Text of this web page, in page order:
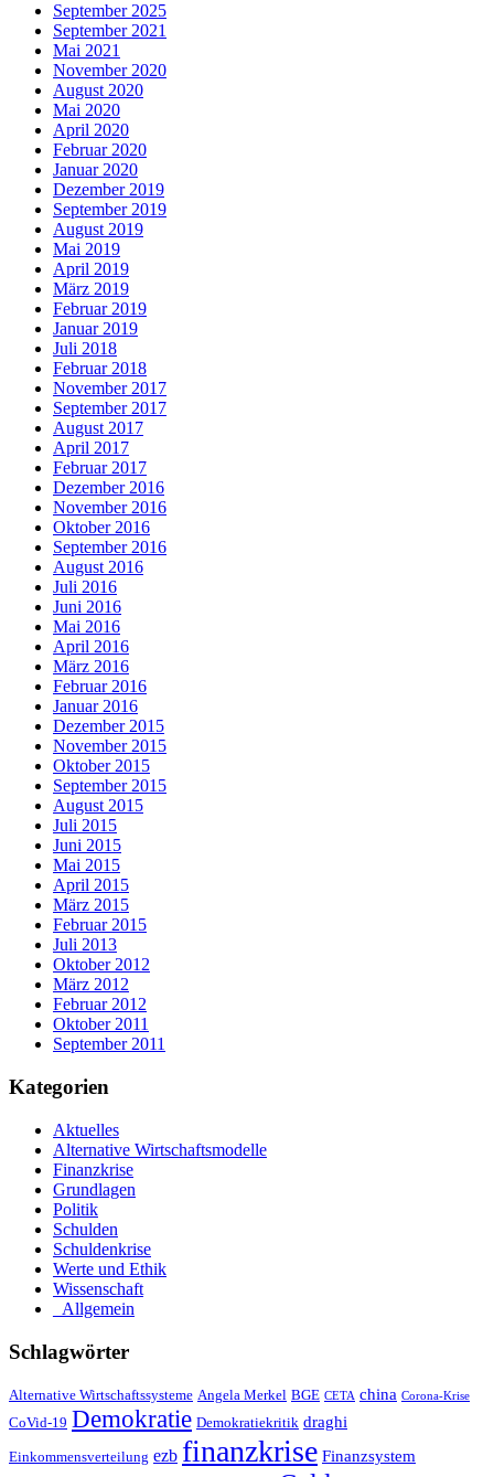
September 2025
September 2021
Mai 2021
November 2020
August 2020
Mai 2020
April 2020
Februar 2020
Januar 2020
Dezember 2019
September 2019
August 2019
Mai 2019
April 2019
März 2019
Februar 2019
Januar 2019
Juli 2018
Februar 2018
November 2017
September 2017
August 2017
April 2017
Februar 2017
Dezember 2016
November 2016
Oktober 2016
September 2016
August 2016
Juli 2016
Juni 2016
Mai 2016
April 2016
März 2016
Februar 2016
Januar 2016
Dezember 2015
November 2015
Oktober 2015
September 2015
August 2015
Juli 2015
Juni 2015
Mai 2015
April 2015
März 2015
Februar 2015
Juli 2013
Oktober 2012
März 2012
Februar 2012
Oktober 2011
September 2011
Kategorien
Aktuelles
Alternative Wirtschaftsmodelle
Finanzkrise
Grundlagen
Politik
Schulden
Schuldenkrise
Werte und Ethik
Wissenschaft
_Allgemein
Schlagwörter
Alternative Wirtschaftssysteme Angela Merkel BGE CETA china Corona-Krise
CoVid-19 Demokratie Demokratiekritik draghi
Einkommensverteilung ezb finanzkrise Finanzsystem